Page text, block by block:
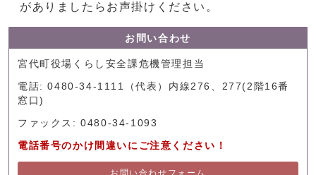
がありましたらお声掛けください。
お問い合わせ
宮代町役場くらし安全課危機管理担当
電話: 0480-34-1111（代表）内線276、277(2階16番
窓口)
ファックス: 0480-34-1093
電話番号のかけ間違いにご注意ください！
お問い合わせフォーム